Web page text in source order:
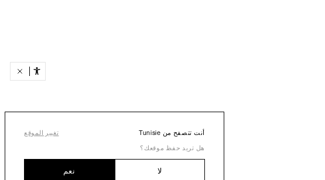
أنت تتصفح من Tunisie
تغيير الموقع
هل تريد حفظ موقعك؟
لا نعم